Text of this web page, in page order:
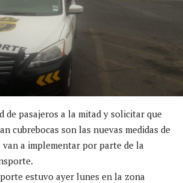
de pasajeros a la mitad y solicitar que
cubrebocas son las nuevas medidas de
van a implementar por parte de la
estuvo ayer lunes en la zona